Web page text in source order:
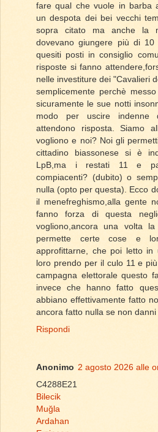
fare qual che vuole in barba
un despota dei bei vecchi
sopra citato ma anche la
dovevano giungere più di
quesiti posti in consiglio
risposte si fanno
nelle investiture dei "Cavalieri
semplicemente perchè
sicuramente le sue notti
modo per uscire indenne
attendono risposta. Siamo
vogliono e noi? Noi gli
cittadino biassonese si è
LpB,ma i restati 11 e
compiacenti? (dubito) o
nulla (opto per questa). Ecco
il menefreghismo,alla gente
fanno forza di questa
vogliono,ancora una volta
permette certe cose e
approfittarne, che poi letto
loro prendo per il culo 11 e
campagna elettorale questo
invece che hanno fatto
abbiano effettivamente fatto
ancora fatto nulla se non
Rispondi
Anonimo 2 agosto 2026 alle
C4288E21
Bilecik
Muğla
Ardahan